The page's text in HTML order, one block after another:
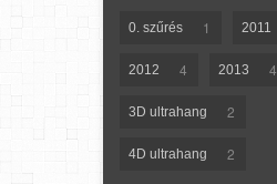
0. szűrés 1 2011
2012 4 2013 4
3D ultrahang 2
4D ultrahang 2